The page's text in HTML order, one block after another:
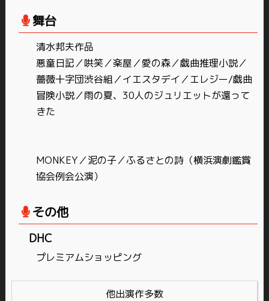
舞台
清水邦夫作品
悪童日記／哄笑／楽屋／愛の森／戯曲推理小説／
薔薇十字団渋谷組／イエスタデイ／エレジー/戯曲
冒険小説／雨の夏、30人のジュリエットが還って
きた
MONKEY／泥の子／ふるさとの詩（横浜演劇鑑賞
協会例会公演）
その他
DHC
プレミアムショッピング
他出演作多数